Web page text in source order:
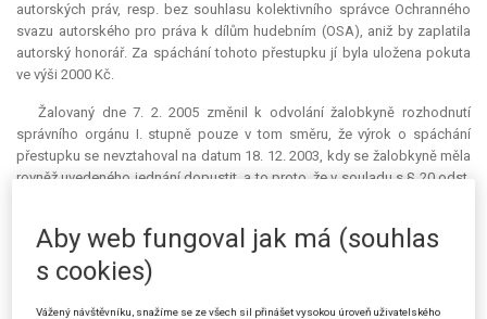
autorských práv, resp. bez souhlasu kolektivního správce Ochranného
svazu autorského pro práva k dílům hudebním (OSA), aniž by zaplatila
autorský honorář. Za spáchání tohoto přestupku jí byla uložena pokuta
ve výši 2000 Kč.
Žalovaný dne 7. 2. 2005 změnil k odvolání žalobkyně rozhodnutí
správního orgánu I. stupně pouze v tom směru, že výrok o spáchání
přestupku se nevztahoval na datum 18. 12. 2003, kdy se žalobkyně měla
rovněž uvedeného jednání dopustit, a to proto, že v souladu s § 20 odst.
Proti uvedenému rozhodnutí žalovaného brojila žalobkyně žalobou,
ve které jednak uplatnila námitku, že ze strany provozovatele služeb
Aby web fungoval jak má (souhlas
s cookies)
Vážený návštěvníku, snažíme se ze všech sil přinášet vysokou úroveň uživatelského